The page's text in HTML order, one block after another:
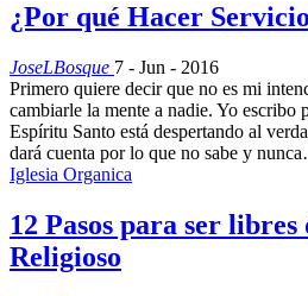
¿Por qué Hacer
JoseLBosque 7 - Jun - 2016
Primero quiere decir que no es mi
cambiarle la mente a nadie. Yo escribo
Espíritu Santo está despertando al
dará cuenta por lo que no sabe y
Iglesia Organica
12 Pasos para ser libres
Religioso